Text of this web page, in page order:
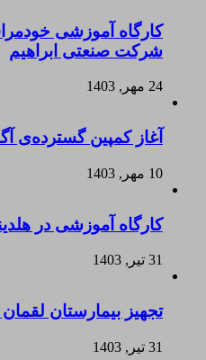
کارگاه آموزشی
شرکت صنعتی ابراهیم
24 مهر, 1403
آغاز کمپین
10 مهر, 1403
کارگاه آموزشی در
31 تیر, 1403
تجهیز بیمارستان
31 تیر, 1403